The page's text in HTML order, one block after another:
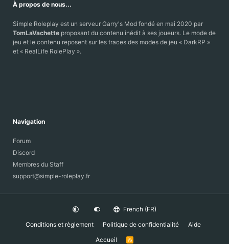
À propos de nous...
Simple Roleplay est un serveur Garry's Mod fondé en mai 2020 par
TomLaVachette proposant du contenu inédit à ses joueurs. Le mode de
jeu et le contenu reposent sur les traces des modes de jeu « DarkRP »
et « RealLife RolePlay ».
Navigation
Forum
Discord
Membres du Staff
support@simple-roleplay.fr
French (FR)
Conditions et règlement
Politique de confidentialité
Aide
Accueil
R